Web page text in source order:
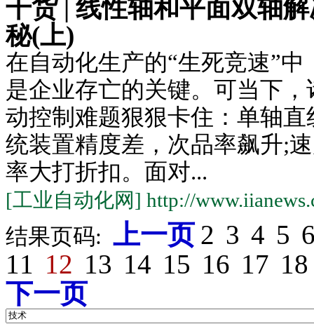
干货 | 线性轴和平面双轴
秘(上)
在自动化生产的“生死竞速”中
是企业存亡的关键。可当下
动控制难题狠狠卡住：单轴
统装置精度差，次品率飙升;
率大打折扣。面对...
[工业自动化网] http://
结果页码: 上一页 2 3 4 5
11 12 13 14 15 16 17 18
下一页